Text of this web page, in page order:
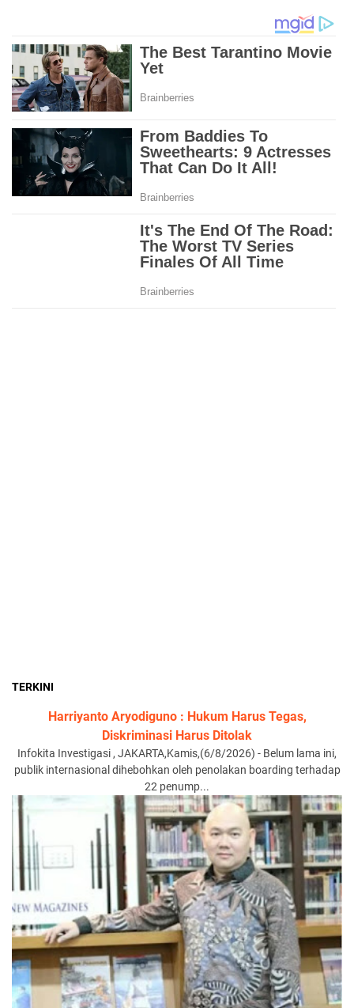
TERKINI
Harriyanto Aryodiguno : Hukum Harus Tegas,
Diskriminasi Harus Ditolak
Infokita Investigasi , JAKARTA,Kamis,(6/8/2026) - Belum lama ini,
publik internasional dihebohkan oleh penolakan boarding terhadap
22 penump...